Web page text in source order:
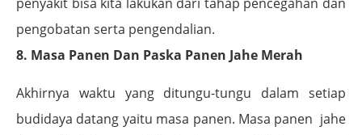
pengobatan serta pengendalian.
8. Masa Panen Dan Paska Panen Jahe Merah
Akhirnya waktu yang ditungu-tungu dalam setiap
budidaya datang yaitu masa panen. Masa panen jahe